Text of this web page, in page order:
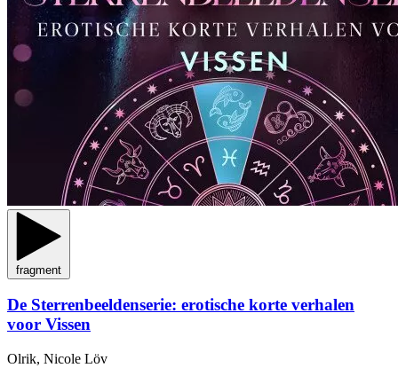
fragment
De Sterrenbeeldenserie: erotische korte verhalen
voor Vissen
Olrik, Nicole Löv